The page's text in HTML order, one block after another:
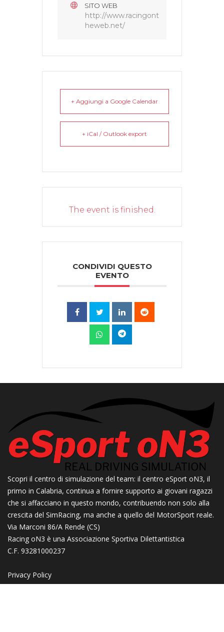
SITO WEB
http://www.racingont
heweb.net/
+ Aggiungi a Google Calendar
+ iCal / Outlook export
The event is finished.
CONDIVIDI QUESTO
EVENTO
Scopri il centro di simulazione del team: il centro eSport oN3, il
primo in Calabria, continua a fornire supporto ai giovani ragazzi
che si affacciano in questo mondo, contribuendo non solo alla
crescita del SimRacing, ma anche a quello del MotorSport reale.
Via Marconi 86/A Rende (CS)
Racing oN3 è una Associazione Sportiva Dilettantistica
C.F. 93281000237
Privacy Policy